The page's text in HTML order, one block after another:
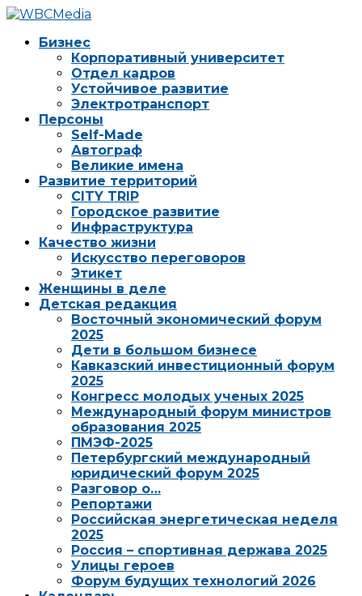
Бизнес
Корпоративный университет
Отдел кадров
Устойчивое развитие
Электротранспорт
Персоны
Self-Made
Автограф
Великие имена
Развитие территорий
CITY TRIP
Городское развитие
Инфраструктура
Качество жизни
Искусство переговоров
Этикет
Женщины в деле
Детская редакция
Восточный экономический форум
2025
Дети в большом бизнесе
Кавказский инвестиционный форум
2025
Конгресс молодых ученых 2025
Международный форум министров
образования 2025
ПМЭФ-2025
Петербургский международный
юридический форум 2025
Разговор о…
Репортажи
Российская энергетическая неделя
2025
Россия – спортивная держава 2025
Улицы героев
Форум будущих технологий 2026